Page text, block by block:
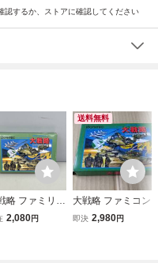
認するか、ストアに確認してください
略 ファミリー
ピュータ用ゲ
2,080円
送料無料
大戦略 ファミコン
即決 2,980円